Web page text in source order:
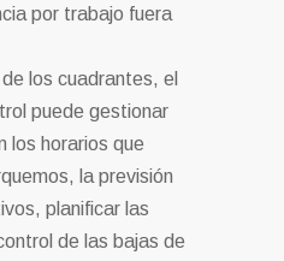
por trabajo fuera
los cuadrantes, el
puede gestionar
los horarios que
la previsión
planificar las
de las bajas de